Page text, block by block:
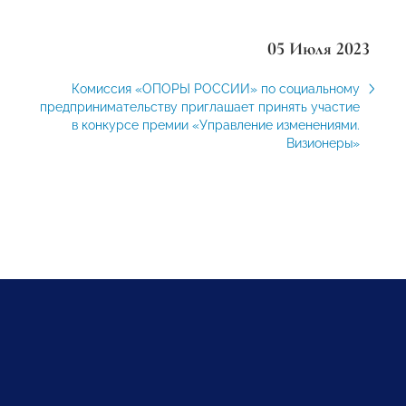
05 Июля 2023
Комиссия «ОПОРЫ РОССИИ» по социальному
предпринимательству приглашает принять участие
в конкурсе премии «Управление изменениями.
Визионеры»